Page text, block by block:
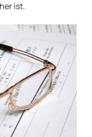
ist.